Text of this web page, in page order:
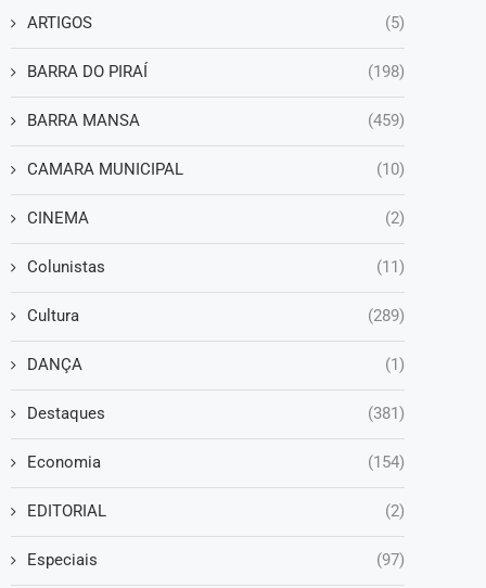
ARTIGOS (5)
BARRA DO PIRAÍ (198)
BARRA MANSA (459)
CAMARA MUNICIPAL (10)
CINEMA (2)
Colunistas (11)
Cultura (289)
DANÇA (1)
Destaques (381)
Economia (154)
EDITORIAL (2)
Especiais (97)